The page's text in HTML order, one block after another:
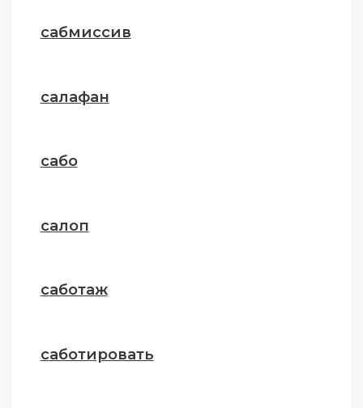
сабмиссив
салафан
сабо
салоп
саботаж
саботировать